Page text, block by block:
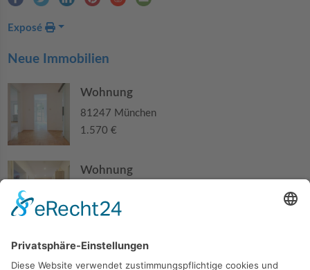
Exposé
Neue Immobilien
Wohnung
81247 München
1.570 €
Wohnung
210.000 €
Haus